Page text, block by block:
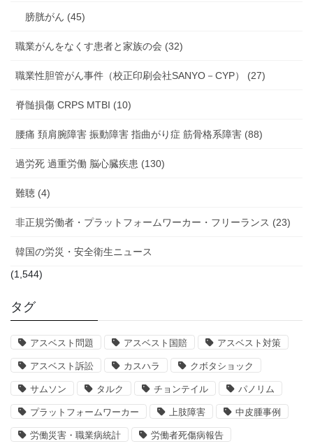
膀胱がん (45)
職業がんをなくす患者と家族の会 (32)
職業性胆管がん事件（校正印刷会社SANYO－CYP） (27)
脊髄損傷 CRPS MTBI (10)
腰痛 頚肩腕障害 振動障害 指曲がり症 筋骨格系障害 (88)
過労死 過重労働 脳心臓疾患 (130)
難聴 (4)
非正規労働者・プラットフォームワーカー・フリーランス (23)
韓国の労災・安全衛生ニュース
(1,544)
タグ
アスベスト問題 アスベスト国賠 アスベスト対策
アスベスト訴訟 カスハラ クボタショック
サムソン タルク チョンテイル パノリム
プラットフォームワーカー 上肢障害 中皮腫事例
労働災害・職業病統計 労働者死傷病報告